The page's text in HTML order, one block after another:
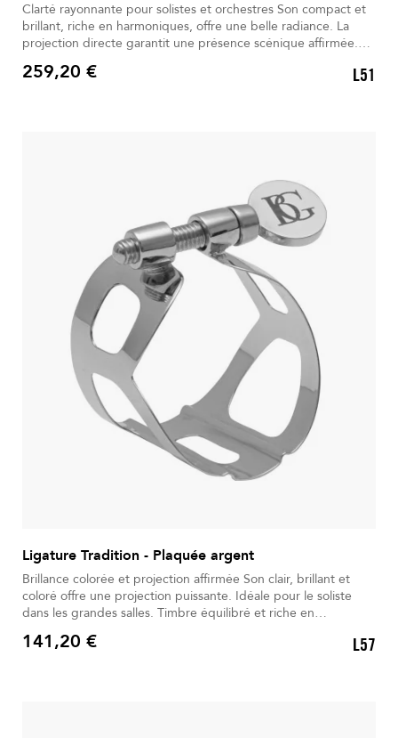
Clarté rayonnante pour solistes et orchestres Son compact et
brillant, riche en harmoniques, offre une belle radiance. La
projection directe garantit une présence scénique affirmée.
Le métal plaqué or 24 carats favorise une vibration optimale.
Prix
259,20 € L51
Ligature Tradition - Plaquée argent
Brillance colorée et projection affirmée Son clair, brillant et
coloré offre une projection puissante. Idéale pour le soliste
dans les grandes salles. Timbre équilibré et riche en
vibration optimale. La vis unique permet un serrage simple,
Prix
141,20 € L57